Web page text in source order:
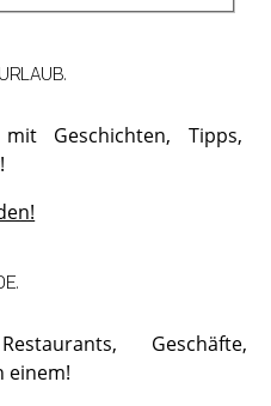
mit Geschichten, Tipps,
Geschäfte,
einem!